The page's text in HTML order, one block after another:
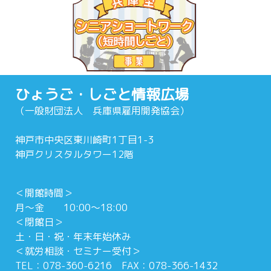
ひょうご・しごと情報広場
（一般財団法人 兵庫県雇用開発協会）
神戸市中央区東川崎町1丁目1-3
神戸クリスタルタワー12階
＜開館時間＞
月～金 10:00～18:00
＜閉館日＞
土・日・祝・年末年始休み
＜就労相談・セミナー受付＞
TEL：078-360-6216 FAX：078-366-1432